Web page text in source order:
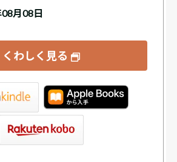
月08日
くわしく見る